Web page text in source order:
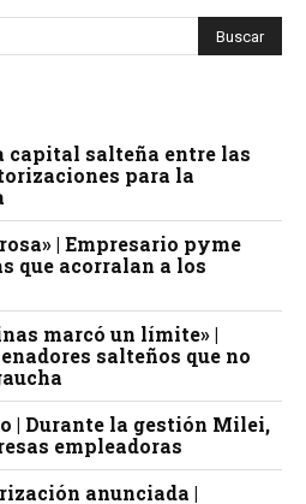
capital salteña entre las
para la
| Empresario pyme
que acorralan a los
marcó un límite» |
salteños que no
| Durante la gestión Milei,
empleadoras
anunciada |